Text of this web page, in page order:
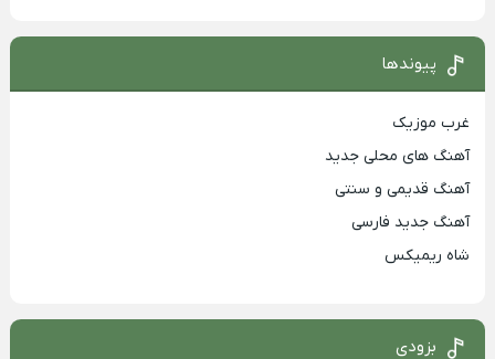
پیوندها
غرب موزیک
آهنگ های محلی جدید
آهنگ قدیمی و سنتی
آهنگ جدید فارسی
شاه ریمیکس
بزودی